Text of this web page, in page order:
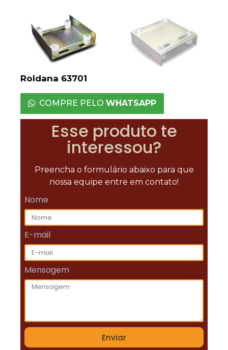
Roldana 63701
COMPRE PELO WHATSAPP
Esse produto te
interessou?
Preencha o formulário abaixo para que
nossa equipe entre em contato!
Nome
E-mail
Mensagem
Enviar